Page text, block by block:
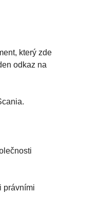
který zde
odkaz na
právními